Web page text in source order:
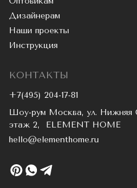
Дизайнерам
Наши проекты
Инструкция
КОНТАКТЫ
+7(495) 204-17-81
Шоу-рум Москва, ул. Нижняя
этаж 2, ELEMENT HOME
hello@elementhome.ru